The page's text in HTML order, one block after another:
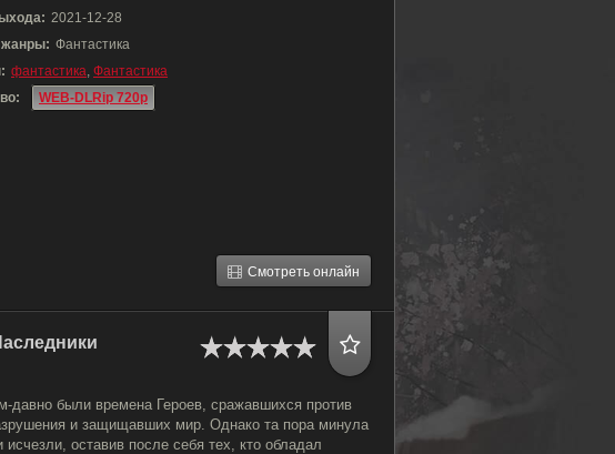
2021-12-28
Фантастика
фантастика, Фантастика
WEB-DLRip 720p
Смотреть онлайн
давно были времена Героев, сражавшихся против
и защищавших мир. Однако та пора минула
исчезли, оставив после себя тех, кто обладал